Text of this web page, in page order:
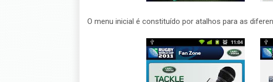
O menu inicial é constituído por atalhos para as